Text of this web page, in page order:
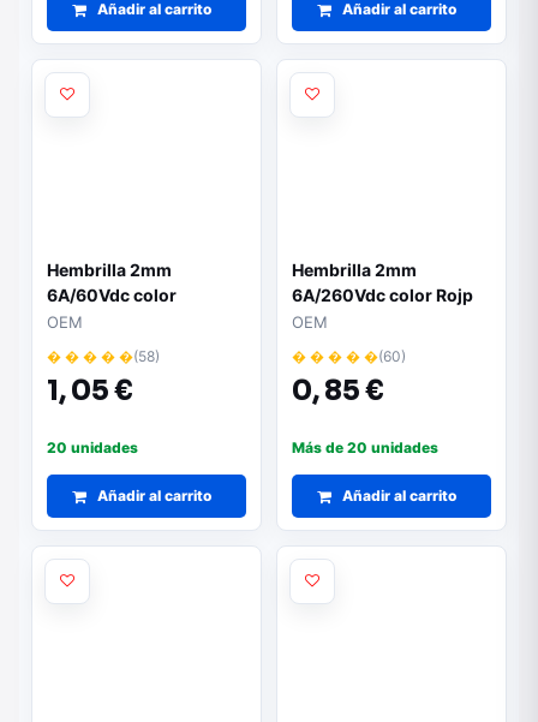
Añadir al carrito Añadir al carrito
Hembrilla 2mm
6A/60Vdc color
Amarillo
OEM
� � � � �(58)
1,05 €
20 unidades
Añadir al carrito
Hembrilla 2mm
6A/260Vdc color Rojp
OEM
� � � � �(60)
0,85 €
Más de 20 unidades
Añadir al carrito